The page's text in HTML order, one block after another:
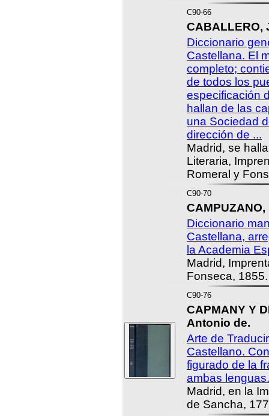
C90-66
CABALLERO,
Diccionario
Castellana. El
completo;
de todos los
especificación
hallan de las
una Sociedad
dirección de ...
Madrid, se
Literaria,
Romeral y
C90-70
Diccionario
Castellana,
la Academia
Madrid,
Fonseca, 1855.
C90-76
CAPMANY Y
Antonio de.
Arte de
Castellano.
figurado de la
ambas lenguas.
Madrid, en la
de Sancha,